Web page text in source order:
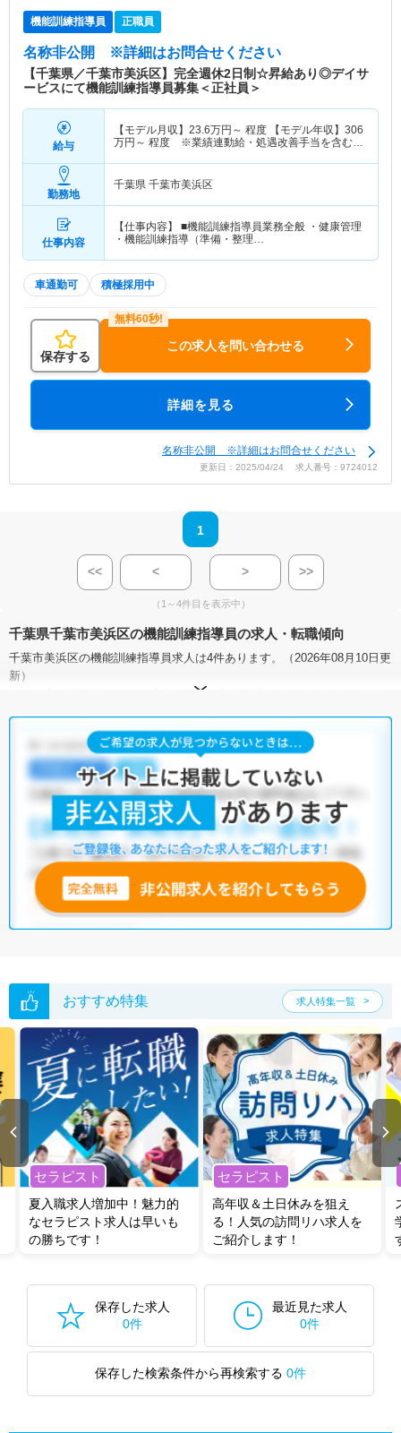
機能訓練指導員 正職員
名称非公開 ※詳細はお問合せください
【千葉県／千葉市美浜区】完全週休2日制☆昇給あり◎デイサ
ービスにて機能訓練指導員募集＜正社員＞
給与
【モデル月収】 23.6万円～ 程度 【モデル年収】 306
万円～ 程度 ※業績連動給・処遇改善手当を含む概
勤務地
千葉県 千葉市美浜区
仕事内容
【仕事内容】 ■機能訓練指導員業務全般 ・健康管理
・機能訓練指導（準備・整理…
車通勤可 積極採用中
保存する
この求人を問い合わせる
詳細を見る
名称非公開 ※詳細はお問合せください
更新日：2025/04/24 求人番号：9724012
1
<< < > >>
（1～4件目を表示中）
千葉県千葉市美浜区の機能訓練指導員の求人・転職傾向
千葉市美浜区の機能訓練指導員求人は4件あります。（2026年08月10日更
新）
サイト上に掲載されている求人の他に、
う求人を提案させていただきます。
千葉市美浜区の機能訓練指導員求人では以下のような条件が人気です。
積極採用中・正社員(正職員)・介護福祉施設
他の条件でも人気の求人がございますので、「こだわり条件」から検索
いただくか、お気軽にお問い合わせください。
全国の機能訓練指導員求人から検索いただくことも可能です。
無料転職支援サービス
にお申し込みいただくと、ご希望条件をヒアリン
グした上で求人をご提案いたします。
ご希望条件がまだ定まっていない方は人気の希望条件をピックアップし
い。
おすすめ特集 求人特集一覧
セラピスト
夏入職求人増加中！魅力的
なセラピスト求人は早いも
の勝ちです！
セラピスト
高年収＆土日休みを狙え
る！人気の訪問リハ求人を
ご紹介します！
保存した求人
0件
最近見た求人
0件
保存した検索条件から再検索する 0件